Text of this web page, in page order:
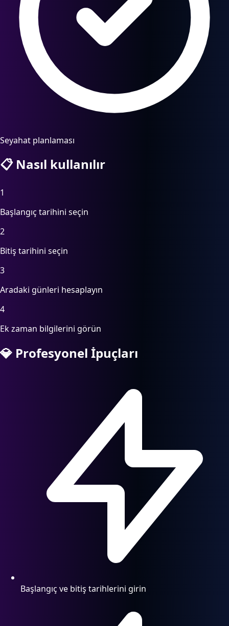
Seyahat planlaması
📋Nasıl kullanılır
1
Başlangıç tarihini seçin
2
Bitiş tarihini seçin
3
Aradaki günleri hesaplayın
4
Ek zaman bilgilerini görün
💎 Profesyonel İpuçları
Başlangıç ve bitiş tarihlerini girin